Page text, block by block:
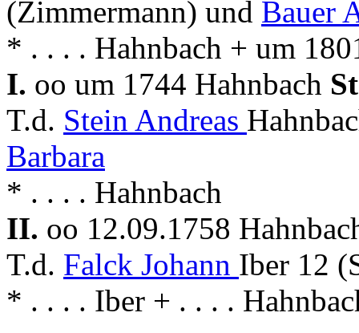
(Zimmermann) und Bauer
* . . . . Hahnbach + um
I. oo um 1744 Hahnbach
T.d. Stein Andreas
Barbara
* . . . . Hahnbach
II. oo 12.09.1758
T.d. Falck Johann Iber 12
* . . . . Iber + . . . .